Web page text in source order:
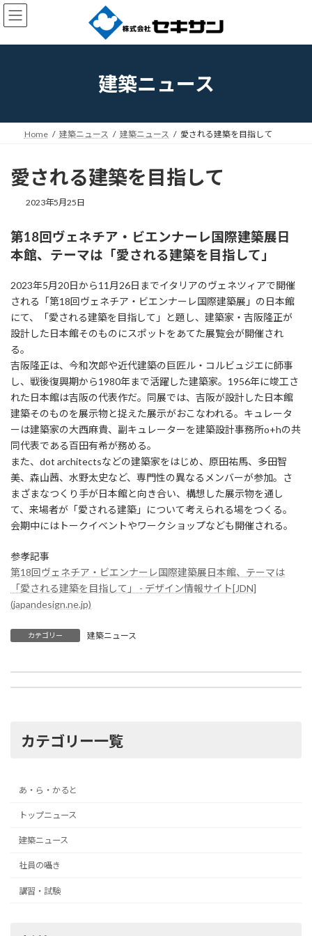
コ
ン
ン
ナ
ビ
ー
建築ニュース
Home 建築ニュース 建築ニュース 愛される建築を目指して
愛される建築を目指して
2023年5月25日
第18回ヴェネチア・ビエンナーレ国際建築展日
本館、テーマは「愛される建築を目指して」
2023年5月20日から11月26日までイタリアのヴェネツィアで開催
される「第18回ヴェネチア・ビエンナーレ国際建築展」の日本館
にて、「愛される建築を目指して」と題し、建築家・吉阪隆正が
設計した日本館そのものにスポットをあてた展覧会が開催され
る。
吉阪隆正は、今和次郎や近代建築の巨匠ル・コルビュジエに師事
し、戦後復興期から1980年まで活躍した建築家。1956年に竣工さ
れた日本館は吉阪の代表作だ。同展では、吉阪が設計した日本館
建築そのものを展示物と捉えた展示がおこなわれる。キュレータ
ーは建築家の大西麻貴、副キュレーターを建築設計事務所o+hの共
同代表である百田有希が務める。
また、dot architectsなどの建築家をはじめ、原田祐馬、多田智
美、森山茜、水野太史など、専門性の異なるメンバーが参加。さ
まざまなつくり手が日本館と向き合い、構想した展示物を通し
て、来場者が「愛される建築」について考えられる場をつくる。
会期中にはトークイベントやワークショップなども開催される。
参孝記事
第18回ヴェネチア・ビエンナーレ国際建築展日本館、テーマは
「愛される建築を目指して」 - デザイン情報サイト[JDN]
(japandesign.ne.jp)
カテゴリー 建築ニュース
地震に強い日本の伝統建築
カテゴリー一覧
あ・ら・かると
トップニュース
建築ニュース
社員の囁き
講習・試験